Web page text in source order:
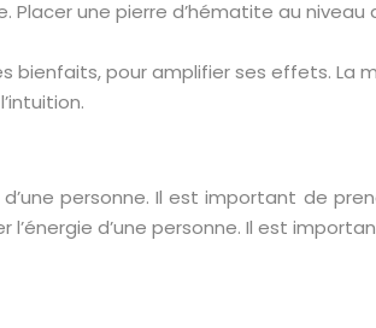
une pierre d’hématite au
bienfaits, pour amplifier ses effets.
personne. Il est important de
l’énergie d’une personne. Il est